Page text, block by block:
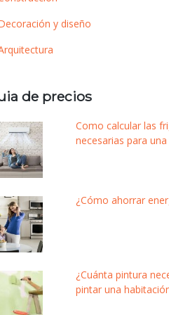
y diseño
de precios
Como calcular las
necesarias para
¿Cómo ahorrar
¿Cuánta pintura
pintar una